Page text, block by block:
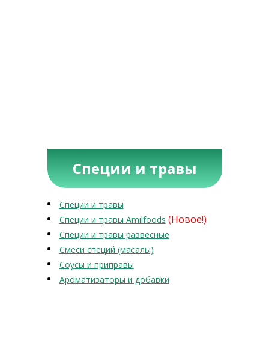
Специи и травы
Специи и травы
Специи и травы Amilfoods (Новое!)
Специи и травы развесные
Смеси специй (масалы)
Соусы и приправы
Ароматизаторы и добавки